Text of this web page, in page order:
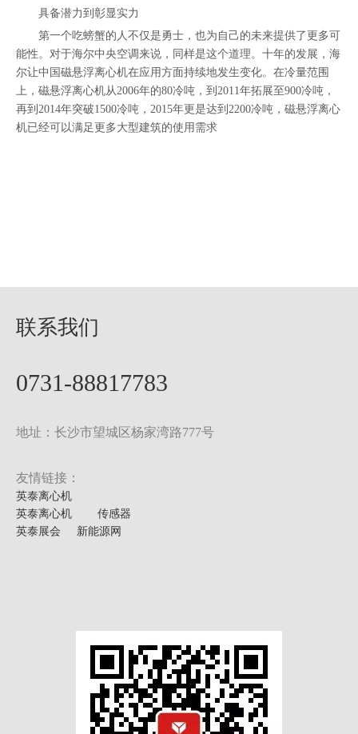
具备潜力到彰显实力
第一个吃螃蟹的人不仅是勇士，也为自己的未来提供了更多可
能性。对于海尔中央空调来说，同样是这个道理。十年的发展，海
尔让中国磁悬浮离心机在应用方面持续地发生变化。在冷量范围
上，磁悬浮离心机从2006年的80冷吨，到2011年拓展至900冷吨，
再到2014年突破1500冷吨，2015年更是达到2200冷吨，磁悬浮离心
机已经可以满足更多大型建筑的使用需求
联系我们
0731-88817783
地址：长沙市望城区杨家湾路777号
友情链接：
英泰离心机
英泰离心机
传感器
英泰展会
新能源网